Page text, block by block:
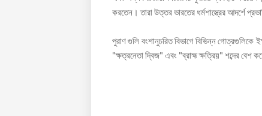
করতেন। তারা উত্তর ভারতের ধর্মশাস্ত্রের আদর্শে
পুরাণ গুলি বংশানুচরিত বিভাগে বিভিন্ন গোত্রগুলিকে
"ক্ষত্রনেতা দ্বিজ" এবং "ব্রাহ্ম ক্ষত্রিয়" শব্দের বেশ